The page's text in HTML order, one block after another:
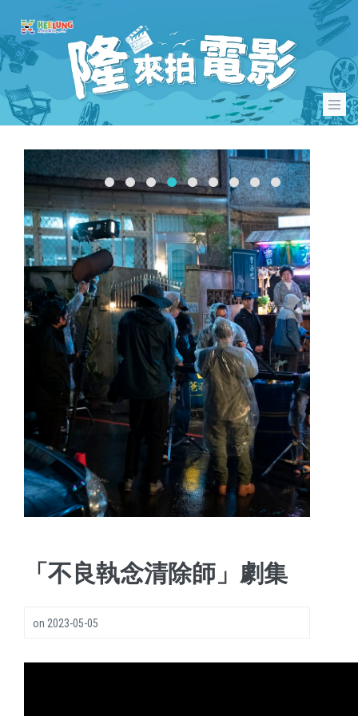
「不良執念清除師」劇集
on 2023-05-05